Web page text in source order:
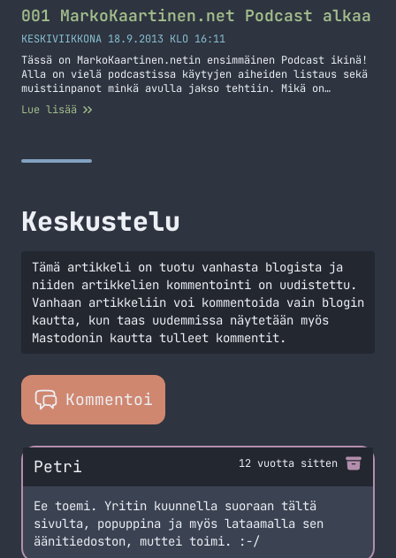
Voittaja Prosessori A4 A6 iPhone 5 Koko… Jatka lukemista
Ostanko iPhone 5:n?
001 MarkoKaartinen.net Podcast alkaa
KESKIVIIKKONA 18.9.2013 KLO 16:11
Tässä on MarkoKaartinen.netin ensimmäinen Podcast ikinä!
Alla on vielä podcastissa käytyjen aiheiden listaus sekä
muistiinpanot minkä avulla jakso tehtiin. Mikä on
Podcast? Yksinkertaisesti: julkaistaan äänitiedostoja
verkossa Hieman syvemmin: RSS tai Atom syötteessä on
laitteella. Podcasting sanahan tulee sanoista iPod ja
Lue lisää
Keskustelu
Tämä artikkeli on tuotu vanhasta blogista ja
niiden artikkelien kommentointi on uudistettu.
Vanhaan artikkeliin voi kommentoida vain blogin
kautta, kun taas uudemmissa näytetään myös
Mastodonin kautta tulleet kommentit.
Kommentoi
Petri 12 vuotta sitten
Ee toemi. Yritin kuunnella suoraan tältä
sivulta, popuppina ja myös lataamalla sen
äänitiedoston, muttei toimi. :-/